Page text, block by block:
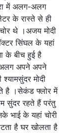
में अलग-अलग
के रास्ते से ही
थे ।अजय मोदी
सिंघल के यहां
के बीच हुई है
अलग अपने अपने
मोदी
है ।सेकंड फ्लोर में
सुंदर रहते हैं परंतु
भाई के यहां चोरी
है घर खोलता है